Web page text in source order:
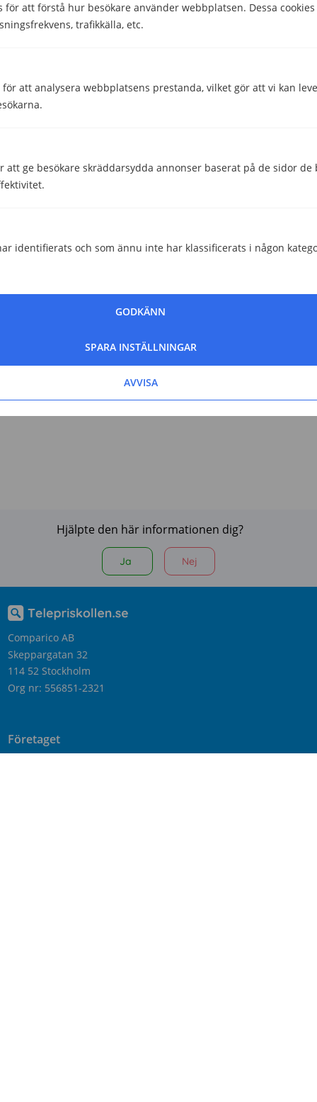
för att förstå hur besökare använder webbplatsen. Dessa
trafikkälla, etc.
för att analysera webbplatsens prestanda, vilket gör att vi kan
att ge besökare skräddarsydda annonser baserat på de sidor
identifierats och som ännu inte har klassificerats i någon
AVVISA
SPARA INSTÄLLNINGAR
GODKÄNN
Granskad av
Hjälpte den här informationen dig?
Ja Nej
Comparico AB
Skeppargatan 32
114 52 Stockholm
Org nr: 556851-2321
Företaget